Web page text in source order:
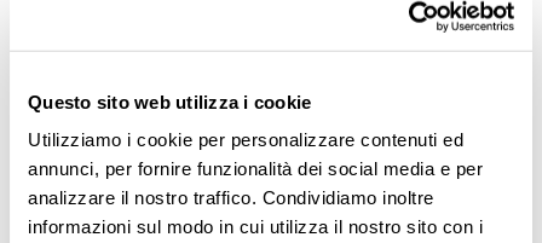
Questo sito web utilizza i cookie
Utilizziamo i cookie per personalizzare contenuti ed
annunci, per fornire funzionalità dei social media e per
analizzare il nostro traffico. Condividiamo inoltre
informazioni sul modo in cui utilizza il nostro sito con i
, insieme a
laborability, eTaryn Di Ventura
Lavoro per Mamma , analizzeremo il ruolo
fondamentale delle aziende nel supporto alla
genitorialità. Discuteremo di strategie efficaci